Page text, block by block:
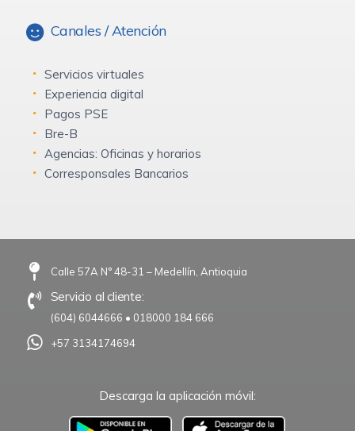
Canales / Atención
Servicios virtuales
Experiencia digital
Pagos PSE
Bre-B
Agencias: Oficinas y horarios
Corresponsales Bancarios
Calle 57A N° 48-31 – Medellín, Antioquia
Servicio al cliente:
(604) 6044666 • 018000 184 666
+57 3134174694
Descarga la aplicación móvil: